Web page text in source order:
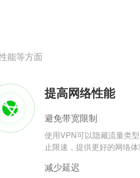
能等方面
提高网络性能
避免带宽限制
使用VPN可以隐藏流量类
止限速，提供更好的网络体
减少延迟